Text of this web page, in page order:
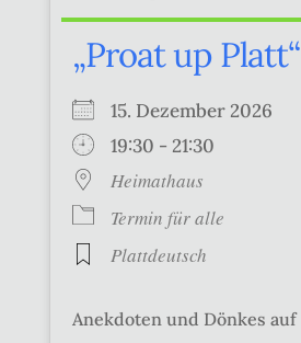
„Proat up Platt“
15. Dezember 2026
19:30 - 21:30
Heimathaus
Termin für alle
Plattdeutsch
Anekdoten und Dönkes auf